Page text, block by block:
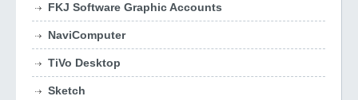
FKJ Software Graphic Accounts
NaviComputer
TiVo Desktop
Sketch